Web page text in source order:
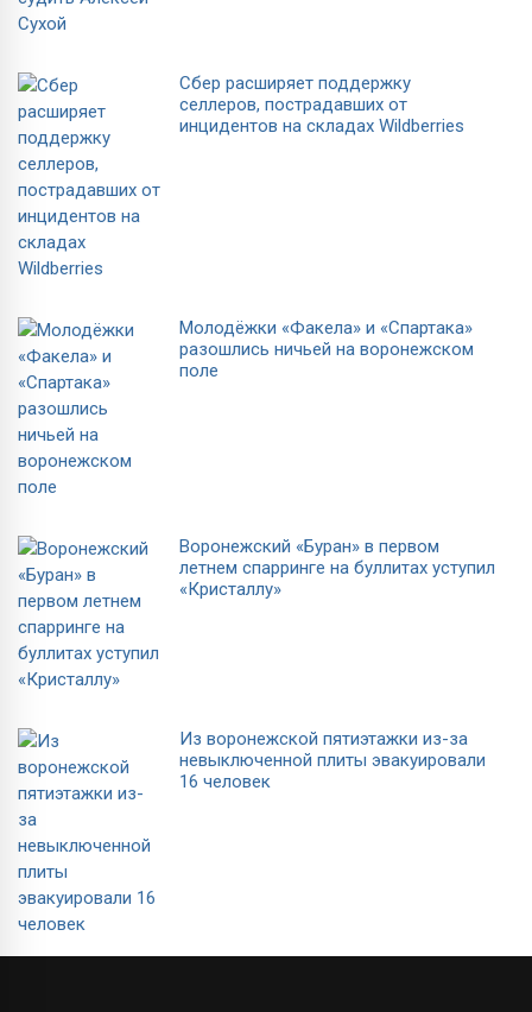
Сбер расширяет поддержку
селлеров, пострадавших от
инцидентов на складах Wildberries
Молодёжки «Факела» и «Спартака»
разошлись ничьей на воронежском
поле
Воронежский «Буран» в первом
летнем спарринге на буллитах уступил
«Кристаллу»
Из воронежской пятиэтажки из-за
невыключенной плиты эвакуировали
16 человек